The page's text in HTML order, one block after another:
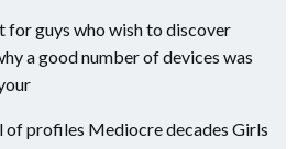
for guys who wish to discover
a good number of devices was
of profiles Mediocre decades Girls